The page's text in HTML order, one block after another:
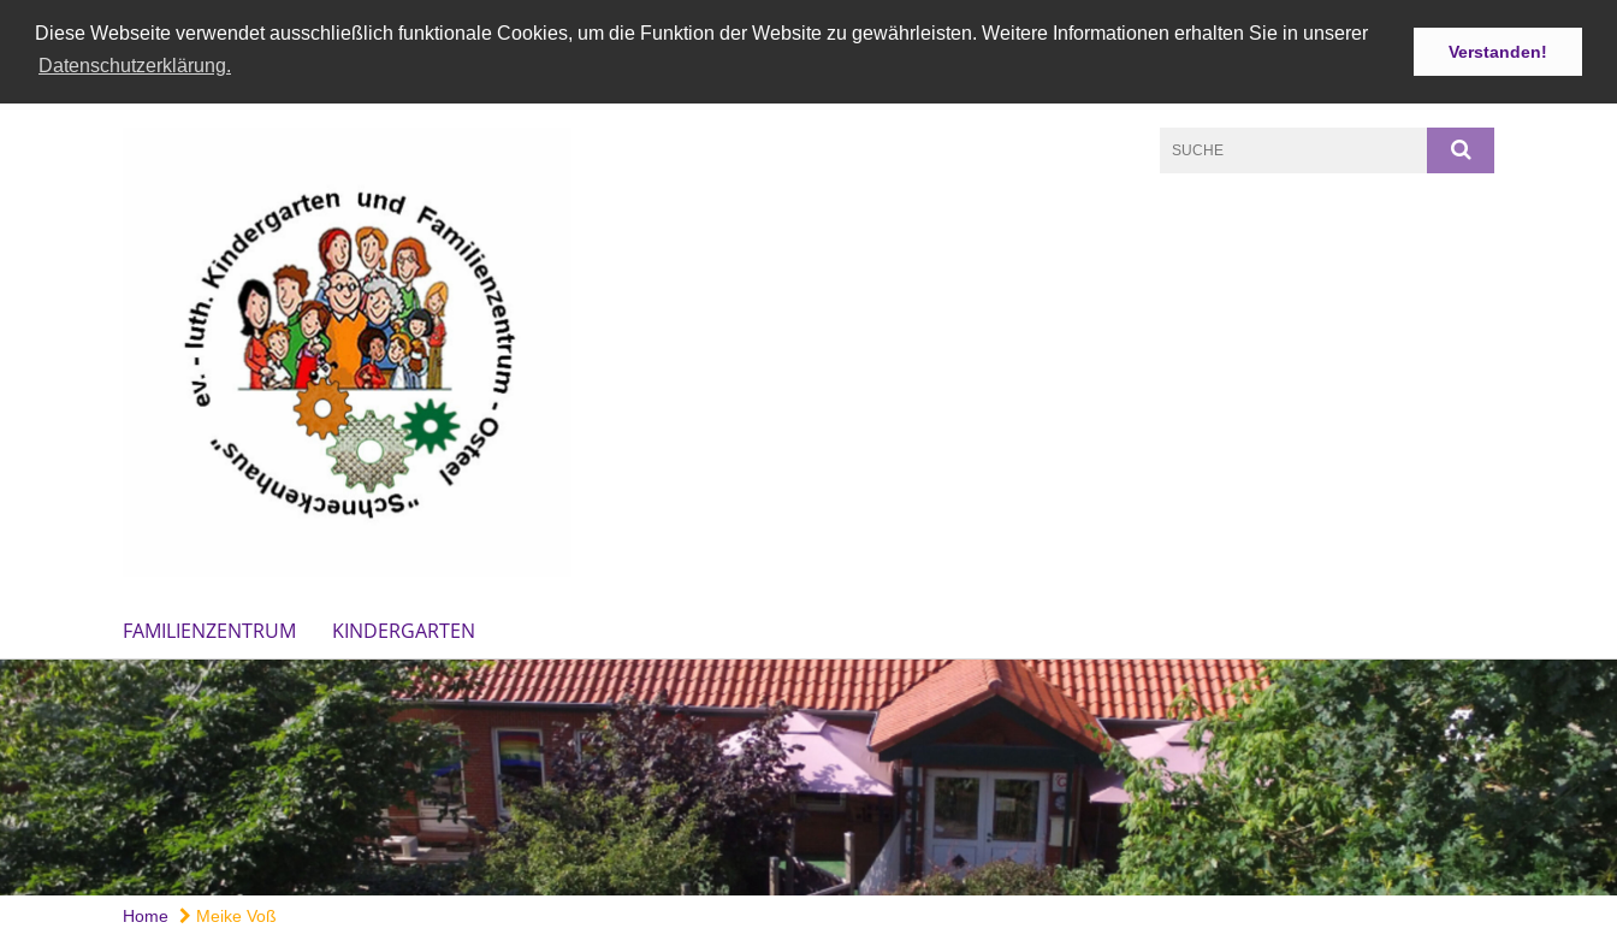
Diese Webseite verwendet ausschließlich funktionale Cookies, um die Funktion der Website zu gewährleisten. Weitere Informationen erhalten Sie in unserer
Datenschutzerklärung.
Verstanden!
FAMILIENZENTRUM KINDERGARTEN
Home Meike Voß